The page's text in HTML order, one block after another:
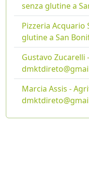
senza glutine a
Pizzeria Acquario
glutine a San
Gustavo
Marcia Assis -